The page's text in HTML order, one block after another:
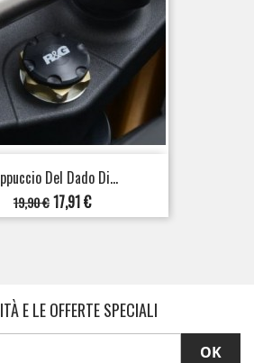
Del Dado Di...
Prezzo
base
19,90 €Prezzo
17,91 €
E LE OFFERTE SPECIALI